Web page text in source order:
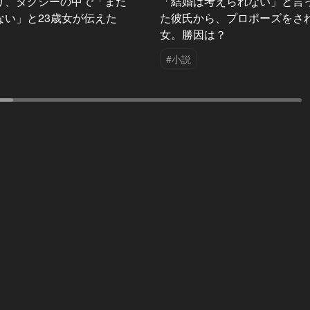
い」と23歳女が伝えた
た彼氏から、プロポーズをさ
女。勝因は？
#小説